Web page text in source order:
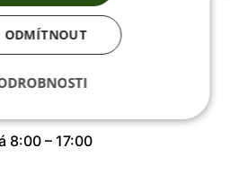
vám s
8:00 – 17:00
ODMÍTNOUT